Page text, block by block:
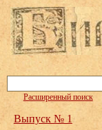
Расширенный поиск
Выпуск № 1